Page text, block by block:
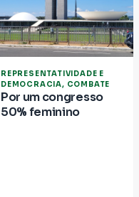
REPRESENTATIVIDADE E
DEMOCRACIA, COMBATE
Por um congresso
50% feminino